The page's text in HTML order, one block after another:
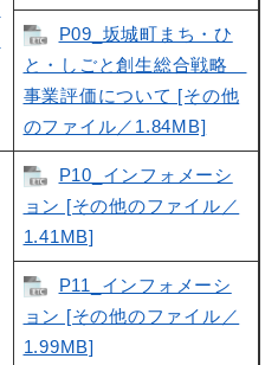
P09_坂城町まち・ひ
と・しごと創生総合戦略
事業評価について [その他
のファイル／1.84MB]
P10_インフォメーシ
ョン [その他のファイル／
1.41MB]
P11_インフォメーシ
ョン [その他のファイル／
1.99MB]